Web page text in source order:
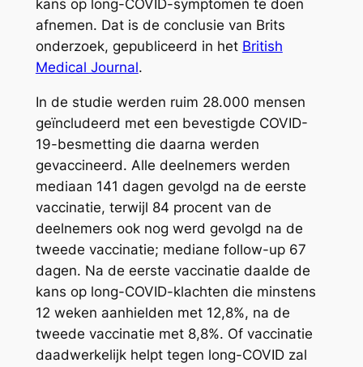
kans op long-COVID-symptomen te doen
afnemen. Dat is de conclusie van Brits
onderzoek, gepubliceerd in het British
Medical Journal.
In de studie werden ruim 28.000 mensen
geïncludeerd met een bevestigde COVID-
19-besmetting die daarna werden
gevaccineerd. Alle deelnemers werden
mediaan 141 dagen gevolgd na de eerste
vaccinatie, terwijl 84 procent van de
deelnemers ook nog werd gevolgd na de
tweede vaccinatie; mediane follow-up 67
dagen. Na de eerste vaccinatie daalde de
kans op long-COVID-klachten die minstens
12 weken aanhielden met 12,8%, na de
tweede vaccinatie met 8,8%. Of vaccinatie
daadwerkelijk helpt tegen long-COVID zal